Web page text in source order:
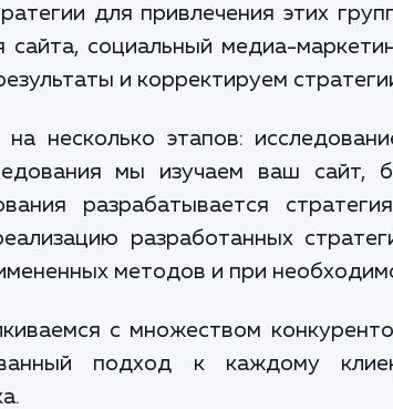
для привлечения этих
социальный медиа-
и корректируем
несколько этапов:
мы изучаем ваш сайт,
разрабатывается
разработанных
методов и при
с множеством
подход к каждому